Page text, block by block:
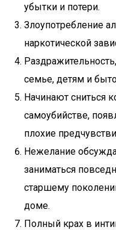
убытки и потери.
Злоупотребление
наркотической
семье, детям и
Начинают сниться
самоубийстве,
плохие
Нежелание
заниматься
старшему
доме.
Полный крах в